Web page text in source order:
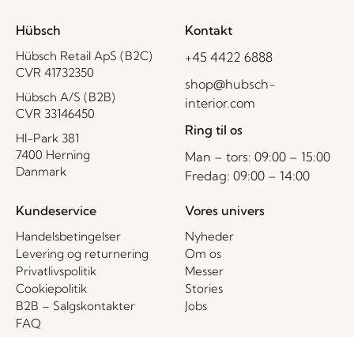
Hübsch
Hübsch Retail ApS (B2C)
CVR 41732350
Hübsch A/S (B2B)
CVR 33146450
HI-Park 381
7400 Herning
Danmark
Kontakt
+45 4422 6888
shop@hubsch-
interior.com
Ring til os
Man – tors: 09:00 – 15:00
Fredag: 09:00 – 14:00
Kundeservice
Handelsbetingelser
Levering og returnering
Privatlivspolitik
Cookiepolitik
B2B – Salgskontakter
FAQ
Vores univers
Nyheder
Om os
Messer
Stories
Jobs